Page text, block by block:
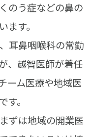
のう症などの鼻の
ます。
耳鼻咽喉科の常勤
、越智医師が着任
ーム医療や地域医
。
ずは地域の開業医